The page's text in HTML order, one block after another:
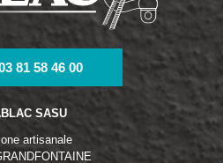
81 58 46 00
SASU
artisanale